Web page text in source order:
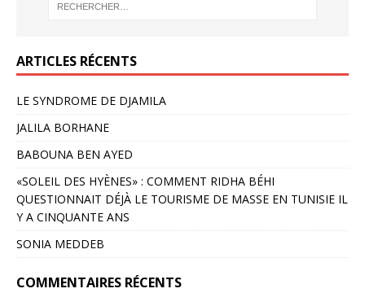
ARTICLES RÉCENTS
LE SYNDROME DE DJAMILA
JALILA BORHANE
BABOUNA BEN AYED
«SOLEIL DES HYÈNES» : COMMENT RIDHA BÉHI
QUESTIONNAIT DÉJÀ LE TOURISME DE MASSE EN TUNISIE IL
Y A CINQUANTE ANS
SONIA MEDDEB
COMMENTAIRES RÉCENTS